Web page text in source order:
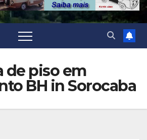
de piso em
BH in Sorocaba